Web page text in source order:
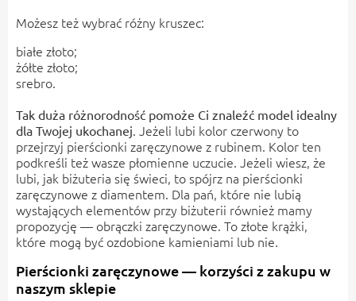
Możesz też wybrać różny kruszec:
białe złoto;
żółte złoto;
srebro.
Tak duża różnorodność pomoże Ci znaleźć model idealny
dla Twojej ukochanej. Jeżeli lubi kolor czerwony to
przejrzyj pierścionki zaręczynowe z rubinem. Kolor ten
podkreśli też wasze płomienne uczucie. Jeżeli wiesz, że
lubi, jak biżuteria się świeci, to spójrz na pierścionki
zaręczynowe z diamentem. Dla pań, które nie lubią
wystających elementów przy biżuterii również mamy
propozycję — obrączki zaręczynowe. To złote krążki,
które mogą być ozdobione kamieniami lub nie.
Pierścionki zaręczynowe — korzyści z zakupu w
naszym sklepie